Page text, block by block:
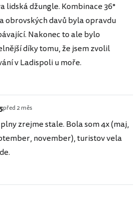
lidská džungle. Kombinace 36°
obrovských davů byla opravdu
Nakonec to ale bylo
díky tomu, že jsem zvolil
v Ladispoli u moře.
před 2 měs
zrejme stale. Bola som 4x (maj,
november), turistov vela